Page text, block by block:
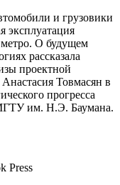
и грузовики
эксплуатация
метро. О будущем
рассказала
проектной
Товмасян в
прогресса
им. Н.Э. Баумана.
Press